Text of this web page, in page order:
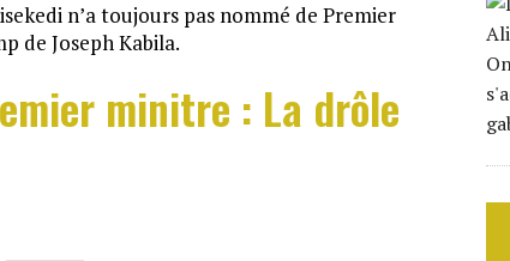
n’a toujours pas nommé de Premier
de Joseph Kabila.
minitre : La drôle